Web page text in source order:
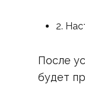
2.
После
будет